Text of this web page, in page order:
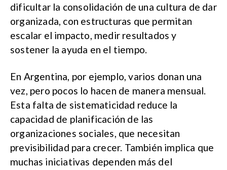
dificultar la consolidación de una cultura de dar
organizada, con estructuras que permitan
escalar el impacto, medir resultados y
sostener la ayuda en el tiempo.
En Argentina, por ejemplo, varios donan una
vez, pero pocos lo hacen de manera mensual.
Esta falta de sistematicidad reduce la
capacidad de planificación de las
organizaciones sociales, que necesitan
previsibilidad para crecer. También implica que
muchas iniciativas dependen más del